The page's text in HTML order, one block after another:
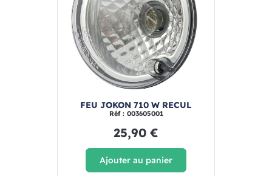
FEU JOKON 710 W RECUL
Réf : 003605001
25,90 €
Ajouter au panier